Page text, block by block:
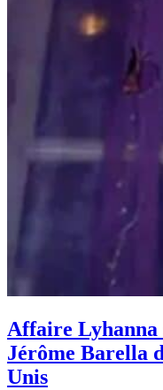
Affaire Lyhanna
Jérôme Barella
Unis